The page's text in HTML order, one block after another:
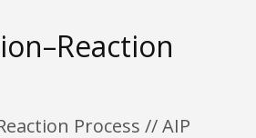
Process // AIP